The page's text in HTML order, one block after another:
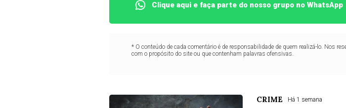
Clique aqui e faça parte do nosso grupo no WhatsApp
* O conteúdo de cada comentário é de responsabilidade de quem realizá-lo. Nos
com o propósito do site ou que contenham palavras ofensivas.
CRIME Há 1 semana